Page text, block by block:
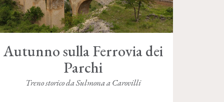
Autunno sulla Ferrovia dei
Parchi
Treno storico da Sulmona a Carovilli